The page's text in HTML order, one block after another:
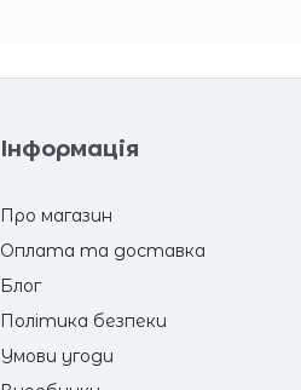
Інформація
Про магазин
Оплата та доставка
Блог
Політика безпеки
Умови угоди